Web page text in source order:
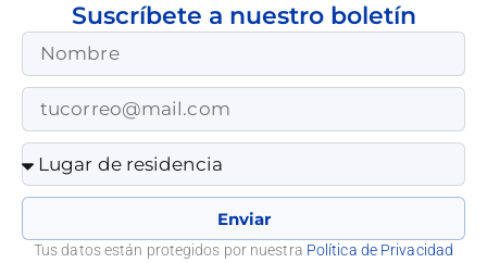
Enviar
Suscríbete a nuestro boletín
Tus datos están protegidos por nuestra Política de Privacidad